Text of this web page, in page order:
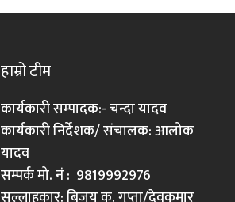
हाम्रो टीम
कार्यकारी सम्पादक:- चन्दा यादव
कार्यकारी निर्देशक/ संचालक: आलोक
यादव
सम्पर्क मो. नं : 9819992976